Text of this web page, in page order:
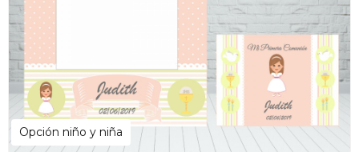
Opción niño y niña